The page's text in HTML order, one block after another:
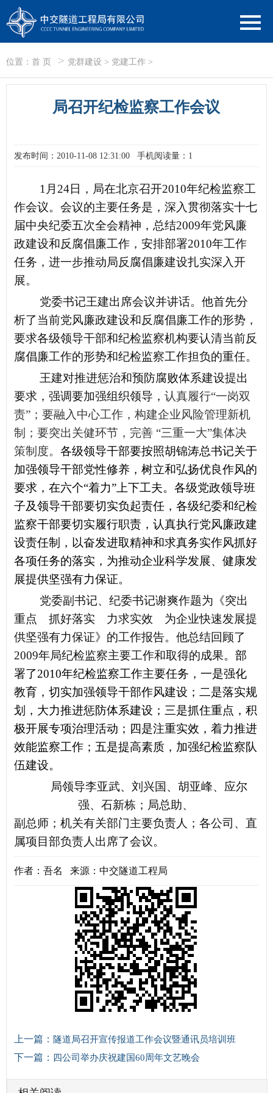
位置： 首 页 > 党群建设 > 党建工作 >
局召开纪检监察工作会议
发布时间：2010-11-08 12:31:00 手机阅读量：1
1 月 24日 ，局在北京召开2010年纪检监察工
作会议。会议的主要任务是，深入贯彻落实十七
届中央纪委五次全会精神，总结2009年党风廉
政建设和反腐倡廉工作，安排部署2010年工作
任务，进一步推动局反腐倡廉建设扎实深入开
展。
党委书记王建出席会议并讲话。他首先分
析了当前党风廉政建设和反腐倡廉工作的形势，
要求各级领导干部和纪检监察机构要认清当前反
腐倡廉工作的形势和纪检监察工作担负的重任。
王建对推进惩治和预防腐败体系建设提出
要求，强调要加强组织领导， 认真履行“一岗双
责”；要融入中心工作，构建企业风险管理新机
制； 要突出关健环节， 完善 “三重一大”集体决
策制度。 各级领导干部要按照胡锦涛总书记关于
加强领导干部党性修养，树立和弘扬优良作风的
要求，在六个“着力”上下工夫。各级党政领导班
子及领导干部要切实负起责任，各级纪委和纪检
监察干部要切实履行职责，认真执行党风廉政建
设责任制，以奋发进取精神和求真务实作风抓好
各项任务的落实，为推动企业科学发展、健康发
展提供坚强有力保证。
党委副书记、纪委书记谢爽作题为《突出
重点 抓好落实 力求实效 为企业快速发展提
供坚强有力保证》的工作报告。他总结回顾了
2009年局纪检监察主要工作和取得的成果。 部
署了2010年纪检监察工作主要任务，一是强化
教育，切实加强领导干部作风建设；二是落实规
划，大力推进惩防体系建设；三是抓住重点，积
极开展专项治理活动；四是注重实效，着力推进
效能监察工作；五是提高素质，加强纪检监察队
伍建设。
局领导李亚武、刘兴国、胡亚峰、应尔
强、石新栋；局总助、
副总师；机关有关部门主要负责人；各公司、直
属项目部负责人出席了会议。
作者：吾名 来源：中交隧道工程局
上一篇： 隧道局召开宣传报道工作会议暨通讯员培训班
下一篇： 四公司举办庆祝建国60周年文艺晚会